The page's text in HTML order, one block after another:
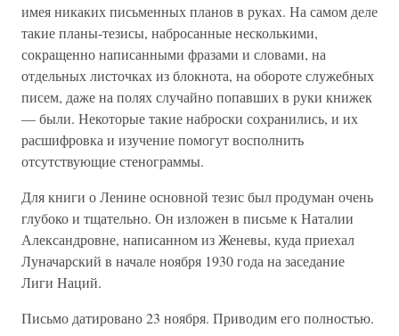
имея никаких письменных планов в руках. На самом деле
такие планы-тезисы, набросанные несколькими,
сокращенно написанными фразами и словами, на
отдельных листочках из блокнота, на обороте служебных
писем, даже на полях случайно попавших в руки книжек
— были. Некоторые такие наброски сохранились, и их
расшифровка и изучение помогут восполнить
отсутствующие стенограммы.
Для книги о Ленине основной тезис был продуман очень
глубоко и тщательно. Он изложен в письме к Наталии
Александровне, написанном из Женевы, куда приехал
Луначарский в начале ноября 1930 года на заседание
Лиги Наций.
Письмо датировано 23 ноября. Приводим его полностью.